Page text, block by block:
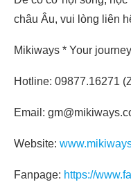
châu Âu, vui lòng liên
Mikiways * Your
Hotline: 09877.16271
Email:
Website:
Fanpage: https://